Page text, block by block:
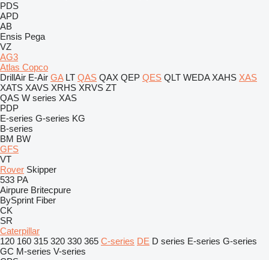
PDS
APD
AB
Ensis Pega
VZ
AG3
Atlas Copco
DrillAir E-Air GA LT QAS QAX QEP QES QLT WEDA XAHS XAS
XATS XAVS XRHS XRVS ZT
QAS W series XAS
PDP
E-series G-series KG
B-series
BM BW
GFS
VT
Rover Skipper
533 PA
Airpure Britecpure
BySprint Fiber
CK
SR
Caterpillar
120 160 315 320 330 365 C-series DE D series E-series G-series
GC M-series V-series